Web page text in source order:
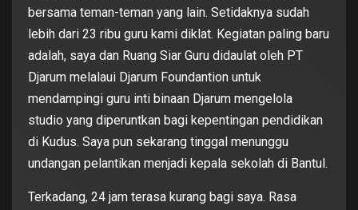
bersama teman-teman yang lain. Setidaknya sudah
lebih dari 23 ribu guru kami diklat. Kegiatan paling baru
adalah, saya dan Ruang Siar Guru didaulat oleh PT
Djarum melalaui Djarum Foundantion untuk
mendampingi guru inti binaan Djarum mengelola
studio yang diperuntkan bagi kepentingan pendidikan
di Kudus. Saya pun sekarang tinggal menunggu
undangan pelantikan menjadi kepala sekolah di Bantul.
Terkadang, 24 jam terasa kurang bagi saya. Rasa